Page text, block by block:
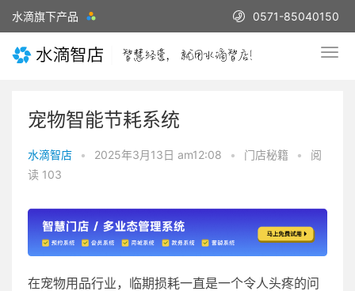
水滴旗下产品 0571-85040150
宠物智能节耗系统
水滴智店 • 2025年3月13日 am12:08 • 门店秘籍 •
阅
读 103
在宠物用品行业，临期损耗一直是一个令人头疼的问